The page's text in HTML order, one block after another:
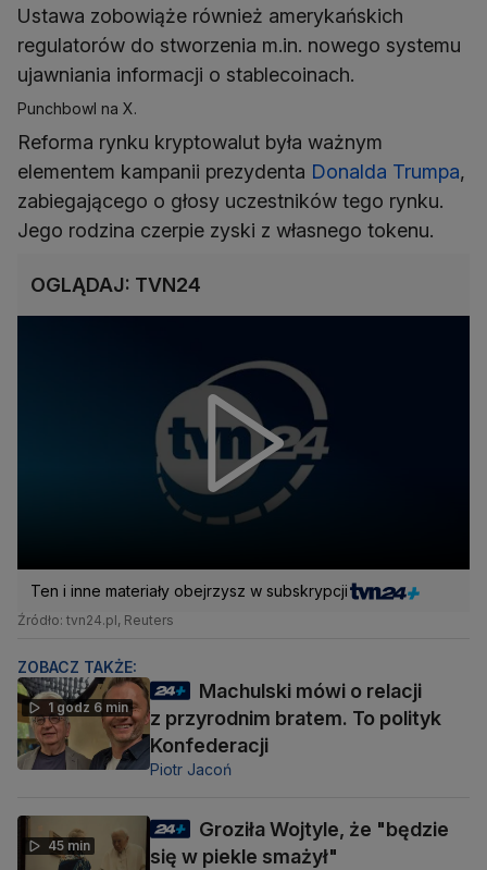
Ustawa zobowiąże również amerykańskich
regulatorów do stworzenia m.in. nowego systemu
ujawniania informacji o stablecoinach.
Punchbowl na X.
Reforma rynku kryptowalut była ważnym
elementem kampanii prezydenta Donalda Trumpa,
zabiegającego o głosy uczestników tego rynku.
Jego rodzina czerpie zyski z własnego tokenu.
OGLĄDAJ: TVN24
Ten i inne materiały obejrzysz w subskrypcji
Źródło: tvn24.pl, Reuters
ZOBACZ TAKŻE:
1 godz 6 min
Machulski mówi o relacji
z przyrodnim bratem. To polityk
Konfederacji
Piotr Jacoń
45 min
Groziła Wojtyle, że "będzie
się w piekle smażył"